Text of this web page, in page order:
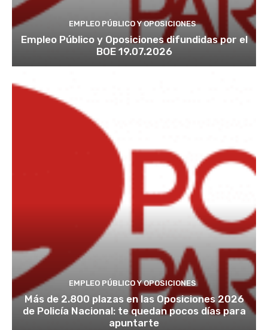
EMPLEO PÚBLICO Y OPOSICIONES
Empleo Público y Oposiciones difundidas por el
BOE 19.07.2026
EMPLEO PÚBLICO Y OPOSICIONES
Más de 2.800 plazas en las Oposiciones 2026
de Policía Nacional: te quedan pocos días para
apuntarte